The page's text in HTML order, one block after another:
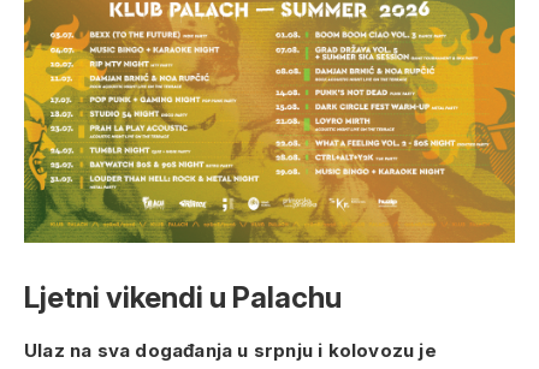
Ljetni vikendi u Palachu
Ulaz na sva događanja u srpnju i kolovozu je